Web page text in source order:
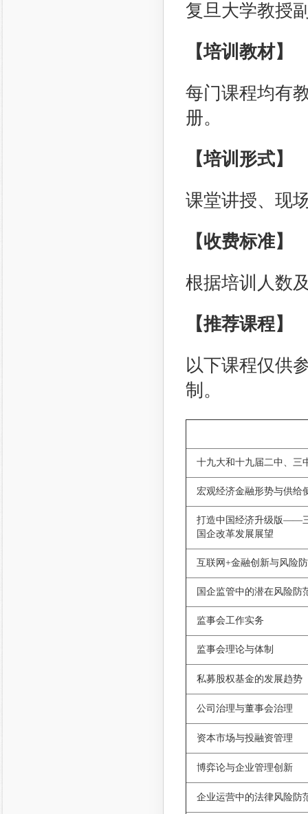
复旦大学教授
【培训教材】
每门课程均有
册。
【培训形式】
课堂讲授、现
【收费标准】
根据培训人数
【推荐课程】
以下课程仅供
制。
十九大和十九届二中、三
宏观经济金融形势与供给
打造中国经济升级版——
国企改革发展展望
互联网+金融创新与风险
国企监管中的潜在风险防
监事会工作实务
监事会理论与体制
私募股权基金的发展趋势
公司治理与董事会治理
资本市场与投融资管理
博弈论与企业管理创新
企业运营中的法律风险防